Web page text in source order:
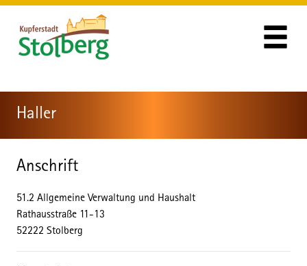
Zum Hauptinhalt springen
Zum Header
Zum Hauptinhalt
Zum Footer
Haller
Anschrift
51.2 Allgemeine Verwaltung und Haushalt
Rathausstraße 11-13
52222 Stolberg